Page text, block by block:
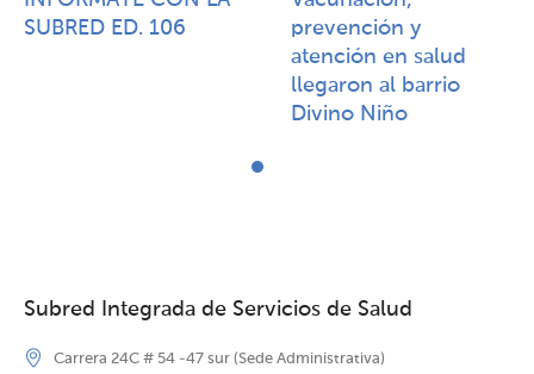
SUBRED ED. 106
prevención y
atención en salud
llegaron al barrio
Divino Niño
Subred Integrada de Servicios de Salud
Carrera 24C # 54 -47 sur (Sede Administrativa)